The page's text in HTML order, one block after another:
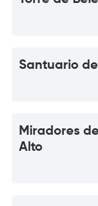
Santuario
Miradores
Alto